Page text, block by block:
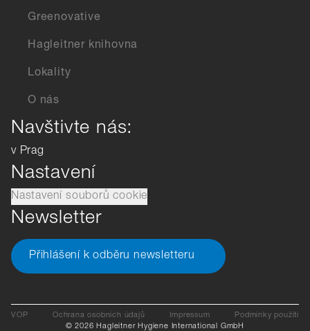
Greenovative
Hagleitner knihovna
Lokality
O nás
Navštivte nás:
v Prag
Nastavení
Nastavení souborů cookie
Newsletter
Přihlášení k odběru newsletteru
VOP Ochrana osobních údajů Impressum
Podmínky použití
© 2026 Hagleitner Hygiene International GmbH